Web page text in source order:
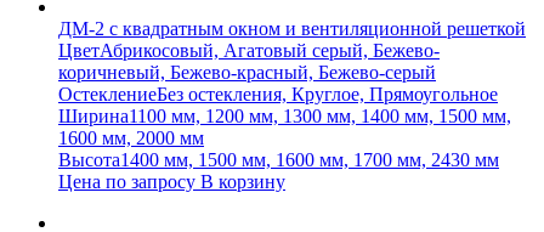
ДМ-2 с квадратным окном и вентиляционной решеткой
ЦветАбрикосовый, Агатовый серый, Бежево-
коричневый, Бежево-красный, Бежево-серый
ОстеклениеБез остекления, Круглое, Прямоугольное
Ширина1100 мм, 1200 мм, 1300 мм, 1400 мм, 1500 мм,
1600 мм, 2000 мм
Высота1400 мм, 1500 мм, 1600 мм, 1700 мм, 2430 мм
Цена по запросу В корзину